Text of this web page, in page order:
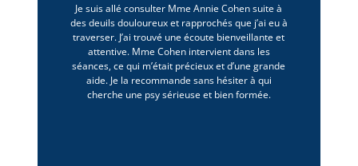
Je suis allé consulter Mme Annie Cohen suite à
des deuils douloureux et rapprochés que j’ai eu à
traverser. J’ai trouvé une écoute bienveillante et
attentive. Mme Cohen intervient dans les
séances, ce qui m’était précieux et d’une grande
aide. Je la recommande sans hésiter à qui
cherche une psy sérieuse et bien formée.